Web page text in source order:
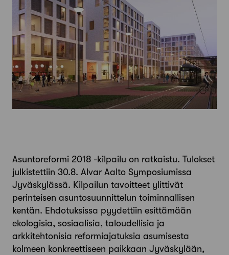
Asuntoreformi 2018 -kilpailu on ratkaistu. Tulokset
julkistettiin 30.8. Alvar Aalto Symposiumissa
Jyväskylässä. Kilpailun tavoitteet ylittivät
perinteisen asuntosuunnittelun toiminnallisen
kentän. Ehdotuksissa pyydettiin esittämään
ekologisia, sosiaalisia, taloudellisia ja
arkkitehtonisia reformiajatuksia asumisesta
kolmeen konkreettiseen paikkaan Jyväskylään,